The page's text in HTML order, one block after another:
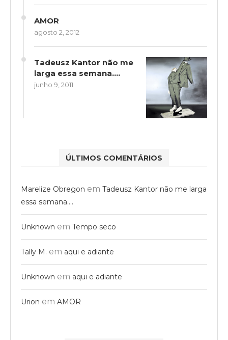
AMOR
agosto 2, 2012
Tadeusz Kantor não me
larga essa semana….
junho 9, 2011
ÚLTIMOS COMENTÁRIOS
Marelize Obregon em Tadeusz Kantor não me larga
essa semana….
Unknown em Tempo seco
Tally M. em aqui e adiante
Unknown em aqui e adiante
Urion em AMOR